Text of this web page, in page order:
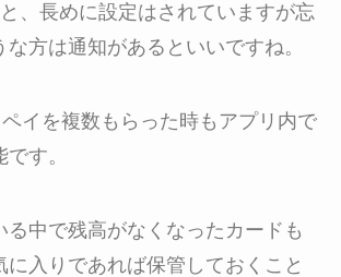
、長めに設定はされていますが忘
方は通知があるといいですね。
イを複数もらった時もアプリ内で
す。
る中で残高がなくなったカードも
に入りであれば保管しておくこと